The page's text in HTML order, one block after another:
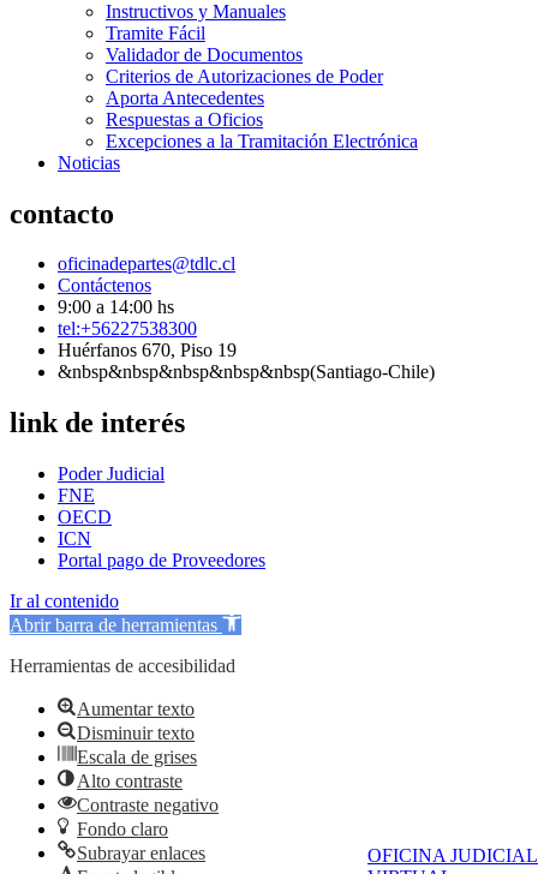
OFICINA JUDICIAL
Instructivos y Manuales
Tramite Fácil
Validador de Documentos
Criterios de Autorizaciones de Poder
Aporta Antecedentes
Respuestas a Oficios
Excepciones a la Tramitación Electrónica
Noticias
contacto
oficinadepartes@tdlc.cl
Contáctenos
9:00 a 14:00 hs
tel:+56227538300
Huérfanos 670, Piso 19
&nbsp&nbsp&nbsp&nbsp&nbsp(Santiago-Chile)
link de interés
Poder Judicial
FNE
OECD
ICN
Portal pago de Proveedores
Ir al contenido
Abrir barra de herramientas
Herramientas de accesibilidad
Aumentar texto
Disminuir texto
Escala de grises
Alto contraste
Contraste negativo
Fondo claro
Subrayar enlaces